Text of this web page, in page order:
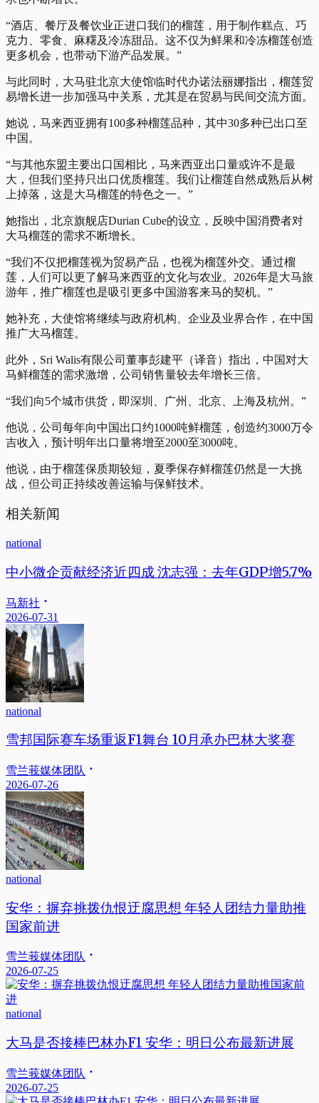
“酒店、餐厅及餐饮业正进口我们的榴莲，用于制作糕点、巧
克力、零食、麻糬及冷冻甜品。这不仅为鲜果和冷冻榴莲创造
更多机会，也带动下游产品发展。”
与此同时，大马驻北京大使馆临时代办诺法丽娜指出，榴莲贸
易增长进一步加强马中关系，尤其是在贸易与民间交流方面。
她说，马来西亚拥有100多种榴莲品种，其中30多种已出口至
中国。
“与其他东盟主要出口国相比，马来西亚出口量或许不是最
大，但我们坚持只出口优质榴莲。我们让榴莲自然成熟后从树
上掉落，这是大马榴莲的特色之一。”
她指出，北京旗舰店Durian Cube的设立，反映中国消费者对
大马榴莲的需求不断增长。
“我们不仅把榴莲视为贸易产品，也视为榴莲外交。通过榴
莲，人们可以更了解马来西亚的文化与农业。2026年是大马旅
游年，推广榴莲也是吸引更多中国游客来马的契机。”
她补充，大使馆将继续与政府机构、企业及业界合作，在中国
推广大马榴莲。
此外，Sri Walis有限公司董事彭建平（译音）指出，中国对大
马鲜榴莲的需求激增，公司销售量较去年增长三倍。
“我们向5个城市供货，即深圳、广州、北京、上海及杭州。”
他说，公司每年向中国出口约1000吨鲜榴莲，创造约3000万令
吉收入，预计明年出口量将增至2000至3000吨。
他说，由于榴莲保质期较短，夏季保存鲜榴莲仍然是一大挑
战，但公司正持续改善运输与保鲜技术。
相关新闻
national
中小微企贡献经济近四成 沈志强：去年GDP增5.7%
马新社
2026-07-31
national
雪邦国际赛车场重返F1舞台 10月承办巴林大奖赛
雪兰莪媒体团队
2026-07-26
national
安华：摒弃挑拨仇恨迂腐思想 年轻人团结力量助推
国家前进
雪兰莪媒体团队
2026-07-25
national
大马是否接棒巴林办F1 安华：明日公布最新进展
雪兰莪媒体团队
2026-07-25